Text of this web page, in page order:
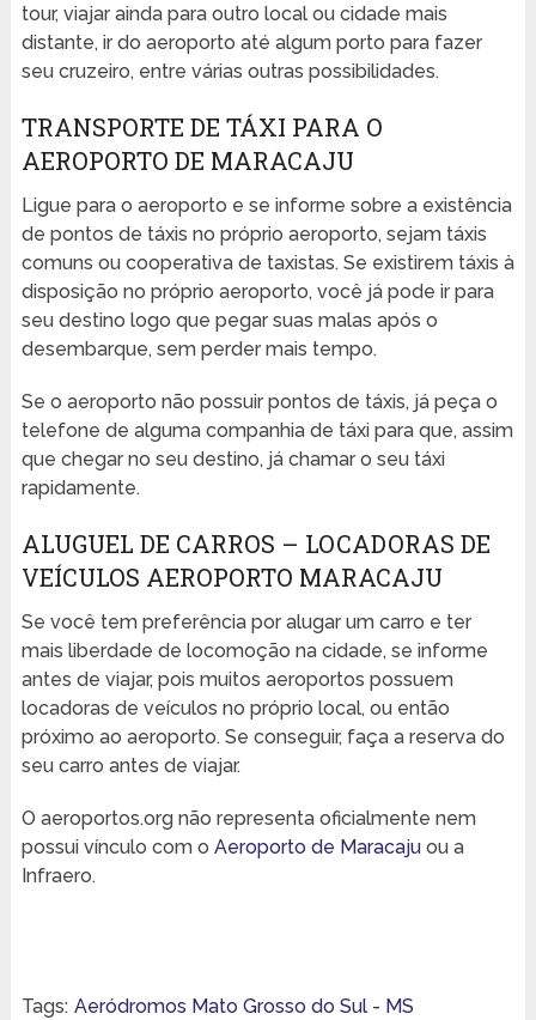
tour, viajar ainda para outro local ou cidade mais
distante, ir do aeroporto até algum porto para fazer
seu cruzeiro, entre várias outras possibilidades.
TRANSPORTE DE TÁXI PARA O
AEROPORTO DE MARACAJU
Ligue para o aeroporto e se informe sobre a existência
de pontos de táxis no próprio aeroporto, sejam táxis
comuns ou cooperativa de taxistas. Se existirem táxis à
disposição no próprio aeroporto, você já pode ir para
seu destino logo que pegar suas malas após o
desembarque, sem perder mais tempo.
Se o aeroporto não possuir pontos de táxis, já peça o
telefone de alguma companhia de táxi para que, assim
que chegar no seu destino, já chamar o seu táxi
rapidamente.
ALUGUEL DE CARROS – LOCADORAS DE
VEÍCULOS AEROPORTO MARACAJU
Se você tem preferência por alugar um carro e ter
mais liberdade de locomoção na cidade, se informe
antes de viajar, pois muitos aeroportos possuem
locadoras de veículos no próprio local, ou então
próximo ao aeroporto. Se conseguir, faça a reserva do
seu carro antes de viajar.
O aeroportos.org não representa oficialmente nem
possui vínculo com o Aeroporto de Maracajuou a
Infraero.
Tags: Aeródromos Mato Grosso do Sul - MS